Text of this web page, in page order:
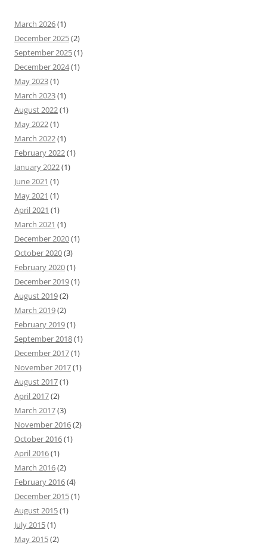
March 2026(1)
December 2025(2)
September 2025(1)
December 2024(1)
May 2023(1)
March 2023(1)
August 2022(1)
May 2022(1)
March 2022(1)
February 2022(1)
January 2022(1)
June 2021 (1)
May 2021 (1)
April 2021 (1)
March 2021 (1)
December 2020(1)
October 2020(3)
February 2020(1)
December 2019(1)
August 2019(2)
March 2019(2)
February 2019(1)
September 2018(1)
December 2017(1)
November 2017(1)
August 2017(1)
April 2017(2)
March 2017(3)
November 2016(2)
October 2016(1)
April 2016(1)
March 2016(2)
February 2016(4)
December 2015(1)
August 2015(1)
July 2015(1)
May 2015(2)